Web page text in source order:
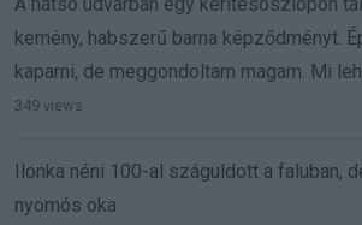
kemény, habszerű barna képződményt.
kaparni, de meggondoltam magam. Mi
349 views
Ilonka néni 100-al száguldott a faluban,
nyomós oka